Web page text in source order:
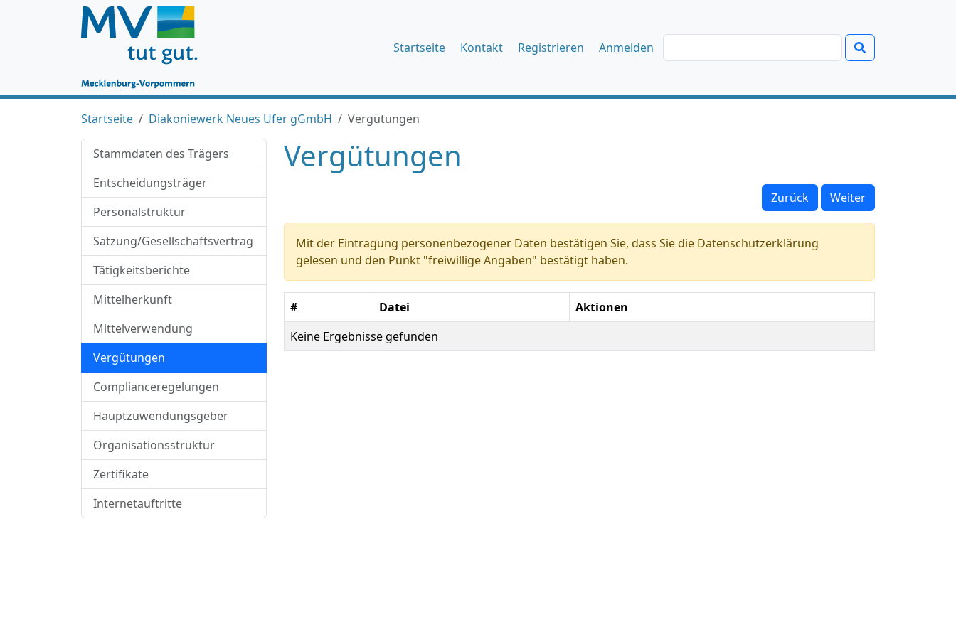
Startseite Kontakt Registrieren Anmelden
Startseite Diakoniewerk Neues Ufer gGmbH Vergütungen
Stammdaten des Trägers
Entscheidungsträger
Personalstruktur
Satzung/Gesellschaftsvertrag
Tätigkeitsberichte
Mittelherkunft
Mittelverwendung
Vergütungen
Complianceregelungen
Hauptzuwendungsgeber
Organisationsstruktur
Zertifikate
Internetauftritte
Vergütungen
Zurück Weiter
Mit der Eintragung personenbezogener Daten bestätigen Sie, dass Sie die Datenschutzerklärung
gelesen und den Punkt "freiwillige Angaben" bestätigt haben.
# Datei
Aktionen
Keine Ergebnisse gefunden